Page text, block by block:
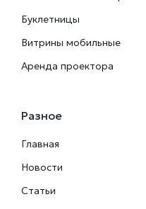
Буклетницы
Витрины мобильные
Аренда проектора
Разное
Главная
Новости
Статьи